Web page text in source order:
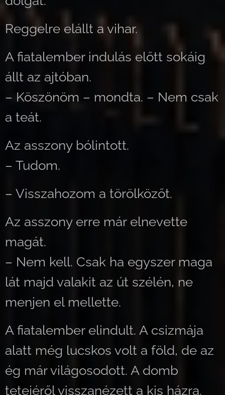
Reggelre elállt a vihar.
A fiatalember indulás előtt sokáig
állt az ajtóban.
– Köszönöm – mondta. – Nem csak
a teát.
Az asszony bólintott.
– Tudom.
– Visszahozom a törölközőt.
Az asszony erre már elnevette
magát.
– Nem kell. Csak ha egyszer maga
lát majd valakit az út szélén, ne
menjen el mellette.
A fiatalember elindult. A csizmája
alatt még lucskos volt a föld, de az
ég már világosodott. A domb
tetejéről visszanézett a kis házra.